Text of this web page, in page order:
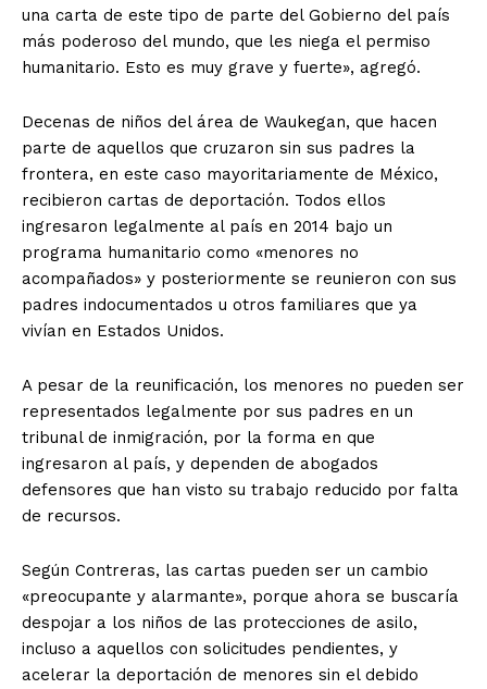
una carta de este tipo de parte del Gobierno del país
más poderoso del mundo, que les niega el permiso
humanitario. Esto es muy grave y fuerte», agregó.
Decenas de niños del área de Waukegan, que hacen
parte de aquellos que cruzaron sin sus padres la
frontera, en este caso mayoritariamente de México,
recibieron cartas de deportación. Todos ellos
ingresaron legalmente al país en 2014 bajo un
programa humanitario como «menores no
acompañados» y posteriormente se reunieron con sus
padres indocumentados u otros familiares que ya
vivían en Estados Unidos.
A pesar de la reunificación, los menores no pueden ser
representados legalmente por sus padres en un
tribunal de inmigración, por la forma en que
ingresaron al país, y dependen de abogados
defensores que han visto su trabajo reducido por falta
de recursos.
Según Contreras, las cartas pueden ser un cambio
«preocupante y alarmante», porque ahora se buscaría
despojar a los niños de las protecciones de asilo,
incluso a aquellos con solicitudes pendientes, y
acelerar la deportación de menores sin el debido